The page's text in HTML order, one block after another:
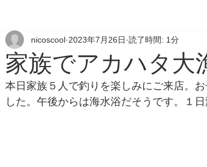
家族でアカハタ大
nicoscool 2023年7月26日 読了時間: 1分
本日家族５人で釣りを楽しみにご来店。
した。午後からは海水浴だそうです。１日